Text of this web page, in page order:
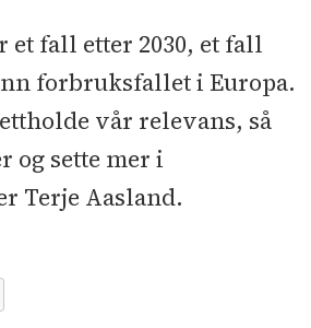
et fall etter 2030, et fall
forbruksfallet i Europa.
vår relevans, så
og sette mer i
Terje Aasland.